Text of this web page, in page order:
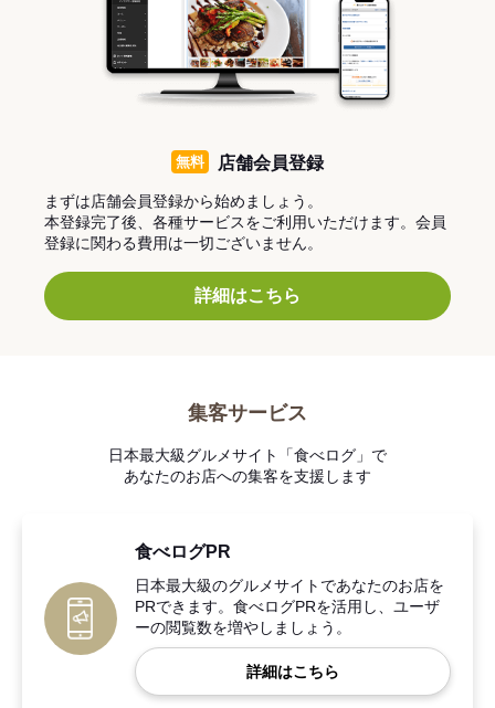
無料 店舗会員登録
まずは店舗会員登録から始めましょう。
本登録完了後、各種サービスをご利用いただけます。会員
登録に関わる費用は一切ございません。
詳細はこちら
集客サービス
日本最大級グルメサイト「食べログ」で
あなたのお店への集客を支援します
食べログPR
日本最大級のグルメサイトであなたのお店を
PRできます。食べログPRを活用し、ユーザ
ーの閲覧数を増やしましょう。
詳細はこちら